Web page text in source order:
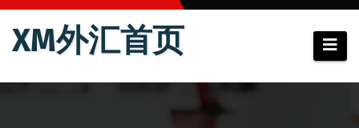
跳
XM外汇首页